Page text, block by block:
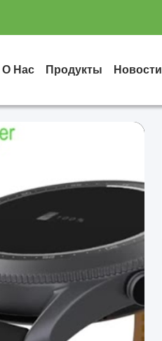
О Нас Продукты Новости